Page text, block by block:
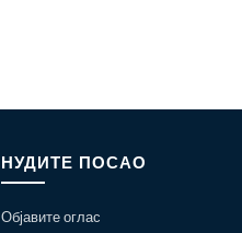
НУДИТЕ ПОСАО
Објавите оглас